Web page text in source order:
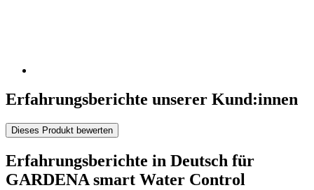
Erfahrungsberichte unserer Kund:innen
Dieses Produkt bewerten
Erfahrungsberichte in Deutsch für
GARDENA smart Water Control